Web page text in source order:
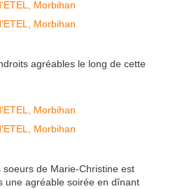
agréables le long de cette
de Marie-Christine est
une agréable soirée en dînant